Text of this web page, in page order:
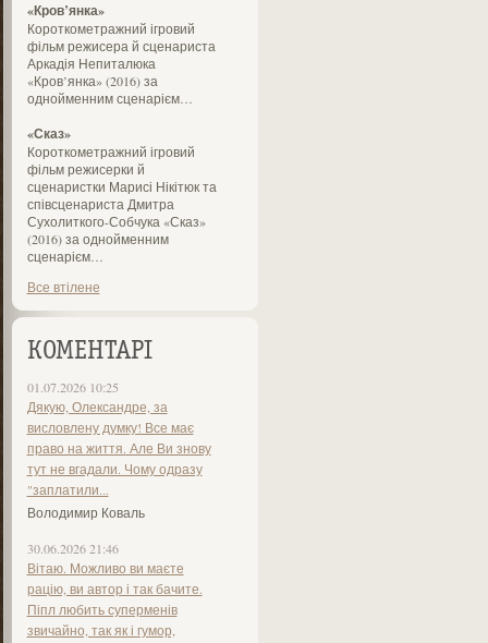
«Кров’янка»
Короткометражний ігровий
фільм режисера й сценариста
Аркадія Непиталюка
«Кров’янка» (2016) за
однойменним сценарієм…
«Сказ»
Короткометражний ігровий
фільм режисерки й
сценаристки Марисі Нікітюк та
співсценариста Дмитра
Сухолиткого-Собчука «Сказ»
(2016) за однойменним
сценарієм…
Все втілене
КОМЕНТАРІ
01.07.2026 10:25
Дякую, Олександре, за
висловлену думку! Все має
право на життя. Але Ви знову
тут не вгадали. Чому одразу
"заплатили...
Володимир Коваль
30.06.2026 21:46
Вітаю. Можливо ви маєте
рацію, ви автор і так бачите.
Піпл любить суперменів
звичайно, так як і гумор,